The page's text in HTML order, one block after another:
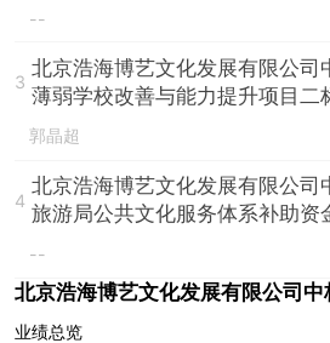
--
3
北京浩海博艺文化发展有限公
薄弱学校改善与能力提升项目二
郭晶超
4
北京浩海博艺文化发展有限公司
旅游局公共文化服务体系补助资
--
北京浩海博艺文化发展有限公司中
业绩总览